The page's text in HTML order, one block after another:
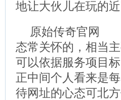
地让大伙儿在玩的近
原始传奇官网
态常关怀的，相当
可以依据服务项目
正中间个人看来是
待网址的心态可北